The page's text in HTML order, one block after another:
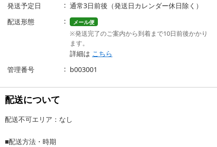
発送予定日
通常3日前後（発送日カレンダー休日除く）
配送形態
メール便
※発送完了のご案内から到着まで10日前後かかり
ます。
詳細は こちら
管理番号
b003001
配送について
配送不可エリア：なし
■配送方法・時期